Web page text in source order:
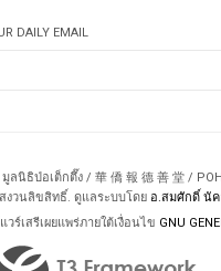
DAILY EMAIL
นิธิป่อเต็กตึ๊ง / 華 僑 報 德 善 堂 / POH
สงวนลิขสิทธิ์. ดูแลระบบโดย อ.สมศักดิ์ นัค
ร์เสรีเผยแพร่ภายใต้เงื่อนไข GNU